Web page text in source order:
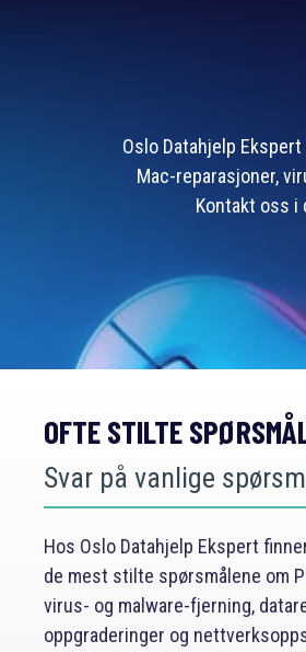
Oslo Datahjelp
Mac-reparasjoner,
Kontakt oss i
OFTE STILTE
Svar på vanlige
Hos Oslo Datahjelp Ekspert
de mest stilte spørsmålene om
virus- og malware-fjerning,
oppgraderinger og